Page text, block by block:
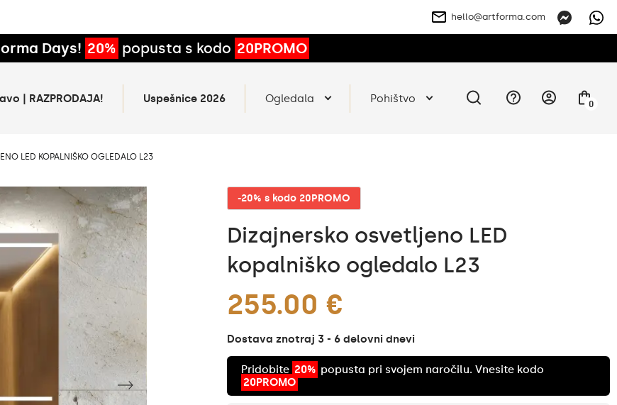
hello@artforma.com
Days! 20% popusta s kodo 20PROMO
| RAZPRODAJA! Uspešnice 2026 Ogledala Pohištvo 0
LED KOPALNIŠKO OGLEDALO L23
-20% s kodo 20PROMO
Dizajnersko osvetljeno LED
kopalniško ogledalo L23
255.00 €
Dostava znotraj 3 - 6 delovni dnevi
Pridobite 20% popusta pri svojem naročilu. Vnesite kodo
20PROMO